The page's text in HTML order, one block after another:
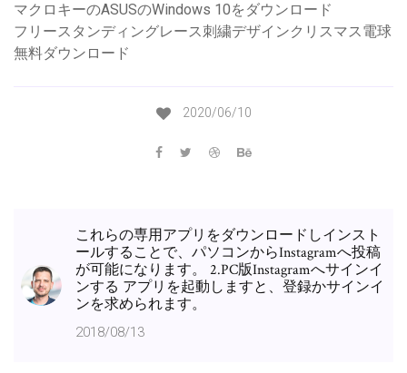
マクロキーのASUSのWindows 10をダウンロード
フリースタンディングレース刺繍デザインクリスマス電球
無料ダウンロード
2020/06/10
これらの専用アプリをダウンロードしインスト
ールすることで、パソコンからInstagramへ投稿
が可能になります。 2.PC版Instagramへサインイ
ンする アプリを起動しますと、登録かサインイ
ンを求められます。
2018/08/13